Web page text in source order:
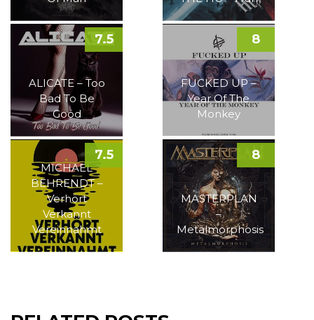
ALICATE – Too
Bad To Be
Good
7.5
FUCKED UP –
Year Of The
Monkey
8
MICHAEL
BEHRENDT –
Verhört
Verkannt
Vereinnahmt
7.5
MASTERPLAN
–
Metalmorphosis
8